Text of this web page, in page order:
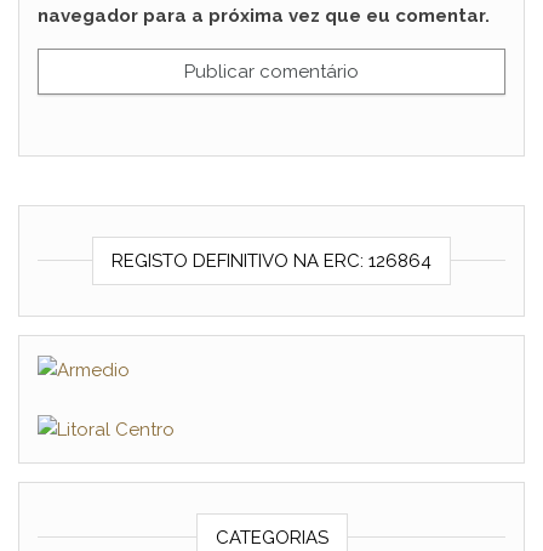
navegador para a próxima vez que eu comentar.
REGISTO DEFINITIVO NA ERC: 126864
CATEGORIAS